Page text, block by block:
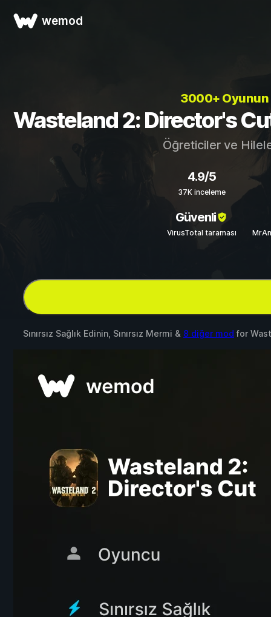
wemod
3000+
Wasteland 2: Director's
Öğreticiler ve
4.9/5
37K inceleme
Güvenli
VirusTotal taraması
Sınırsız Sağlık Edinin, Sınırsız Mermi & 8 diğer mod for